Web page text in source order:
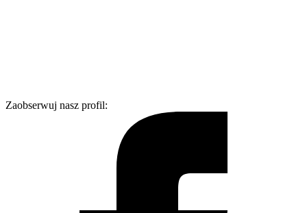
Zaobserwuj nasz profil: